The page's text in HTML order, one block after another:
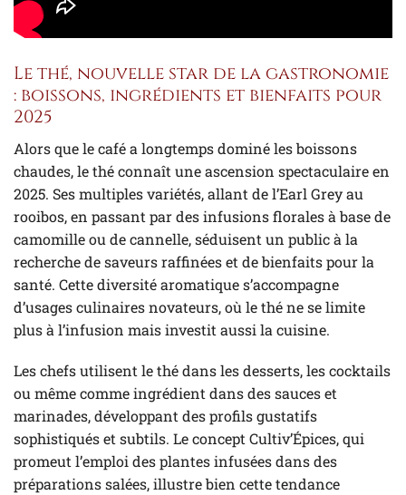
Le thé, nouvelle star de la gastronomie
: boissons, ingrédients et bienfaits pour
2025
Alors que le café a longtemps dominé les boissons
chaudes, le thé connaît une ascension spectaculaire en
2025. Ses multiples variétés, allant de l’Earl Grey au
rooibos, en passant par des infusions florales à base de
camomille ou de cannelle, séduisent un public à la
recherche de saveurs raffinées et de bienfaits pour la
santé. Cette diversité aromatique s’accompagne
d’usages culinaires novateurs, où le thé ne se limite
plus à l’infusion mais investit aussi la cuisine.
Les chefs utilisent le thé dans les desserts, les cocktails
ou même comme ingrédient dans des sauces et
marinades, développant des profils gustatifs
sophistiqués et subtils. Le concept Cultiv’Épices, qui
promeut l’emploi des plantes infusées dans des
préparations salées, illustre bien cette tendance